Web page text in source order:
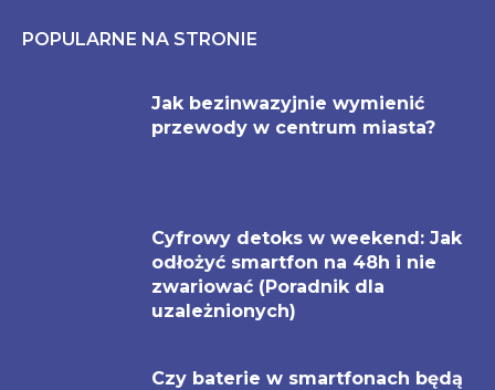
POPULARNE NA STRONIE
Jak bezinwazyjnie wymienić
przewody w centrum miasta?
Cyfrowy detoks w weekend: Jak
odłożyć smartfon na 48h i nie
zwariować (Poradnik dla
uzależnionych)
Czy baterie w smartfonach będą